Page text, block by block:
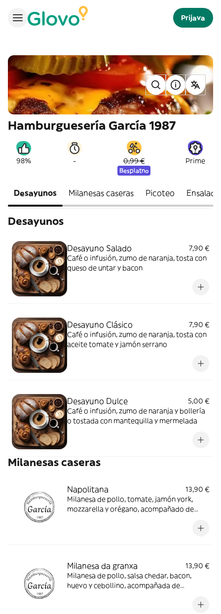
Prijava
Hamburguesería García 1987
98% - 0,99 €
Besplatno
Prime
Desayunos Milanesas caseras Picoteo
Desayunos
Desayuno Salado
7,90 €
Café o infusión, zumo de naranja, tosta con
queso de untar y bacon
Desayuno Clásico
7,90 €
Café o infusión, zumo de naranja, tosta con
aceite tomate y jamón serrano
Desayuno Dulce
5,00 €
Café o infusión, zumo de naranja y bollería
o tostada con mantequilla y mermelada
Milanesas caseras
Napolitana
13,90 €
Milanesa de pollo, tomate, jamón york,
mozzarella y orégano, acompañado de
Milanesa da granxa
13,90 €
Milanesa de pollo, salsa chedar, bacon,
huevo y cebollino, acompañada de